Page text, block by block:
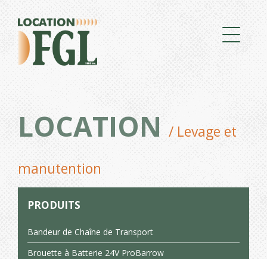
LOCATION / Levage et
manutention
PRODUITS
Bandeur de Chaîne de Transport
Brouette à Batterie 24V ProBarrow